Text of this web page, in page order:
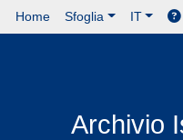
Home Sfoglia IT
Archivio